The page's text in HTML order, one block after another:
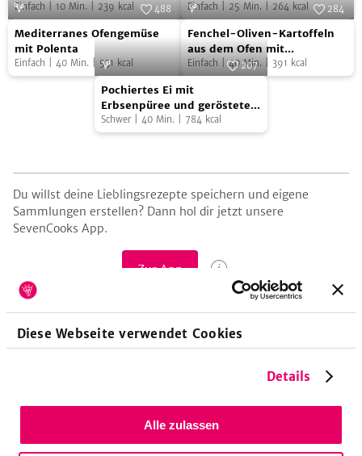
Diese Webseite verwendet Cookies
Details
Alle zulassen
geröstetem
Brot
und
Zucchini
Gemüsebrühe
mit
Einlage
Einfach 10 Min. 239 kcal
Spinat
und
Cranberries
Einfach 25 Min. 264 kcal
Mediterranes
Ofengemüse
mit
Foto: SevenCooks
488
Mediterranes Ofengemüse
mit Polenta
Einfach 40 Min. 531 kcal
Fenchel-
Oliven-
Kartoffeln
aus
dem
Ofen
SevenCooks
284
Fenchel-Oliven-Kartoffeln
aus dem Ofen mit
Zitronendip
Einfach |40 Min. 391 kcal
Pochiertes
Ei
mit
Brot
207
Pochiertes Ei mit
Erbsenpüree und geröstetem
Brot
Schwer| 40 Min. 784 kcal
Du willst deine Lieblingsrezepte speichern und eigene
Sammlungen erstellen? Dann hol dir jetzt unsere
SevenCooks App.
Zur App
Wissenshunger!
frisch und die Schnittstellen nicht angetrocknet sein.
wissen nur wenige. Hier eine kurz und knackige Version
der Zubereitung: 1. Das zarte Kraut nicht wegwerfen,